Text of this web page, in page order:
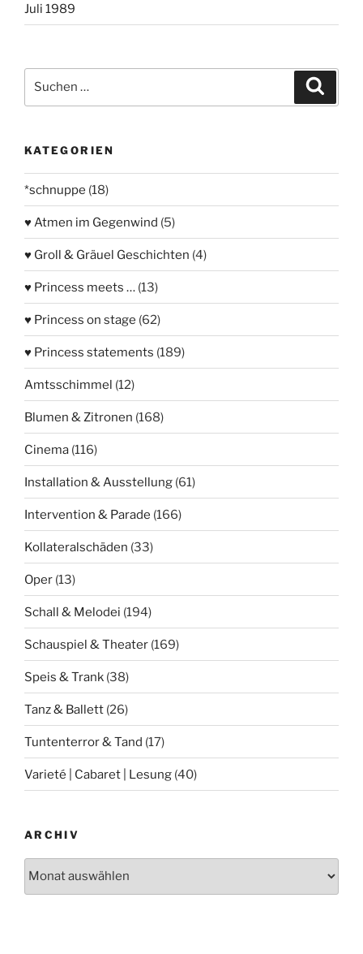
Juli 1989
nach:
KATEGORIEN
*schnuppe (18)
♥ Atmen im Gegenwind (5)
♥ Groll & Gräuel Geschichten (4)
♥ Princess meets … (13)
♥ Princess on stage (62)
♥ Princess statements (189)
Amtsschimmel (12)
Blumen & Zitronen (168)
Cinema (116)
Installation & Ausstellung (61)
Intervention & Parade (166)
Kollateralschäden (33)
Oper (13)
Schall & Melodei (194)
Schauspiel & Theater (169)
Speis & Trank (38)
Tanz & Ballett (26)
Tuntenterror & Tand (17)
Varieté | Cabaret | Lesung (40)
ARCHIV